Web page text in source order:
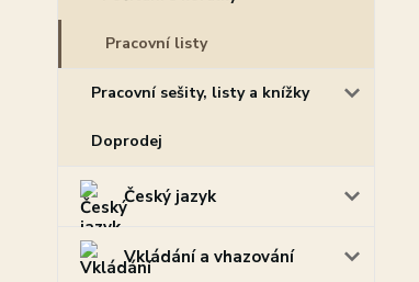
Pracovní listy
Pracovní sešity, listy a knížky
Doprodej
Český jazyk
Vkládání a vhazování